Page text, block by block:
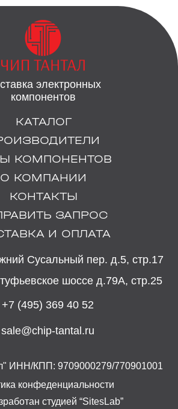
электронных
компонентов
КАТАЛОГ
КОМПОНЕНТОВ
О КОМПАНИИ
КОНТАКТЫ
ЗАПРОС
И ОПЛАТА
Сусальный пер. д.5, стр.17
шоссе д.79А, стр.25
+7 (495) 369 40 52
sale@chip-tantal.ru
ИНН/КПП: 9709000279/770901001
конфеденциальности
студией “SitesLab”